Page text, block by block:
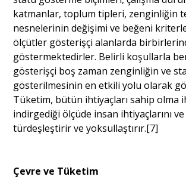
katmanlar, toplum tipleri, zenginliğin
nesnelerinin değişimi ve beğeni
ölçütler gösterişçi alanlarda
göstermektedirler. Belirli koşullarla
gösterişçi boş zaman zenginliğin ve
gösterilmesinin en etkili yolu olarak
Tüketim, bütün ihtiyaçları sahip olma
indirgediği ölçüde insan ihtiyaçlarını ve
türdeşleştirir ve yoksullaştırır.[7]
Çevre ve Tüketim